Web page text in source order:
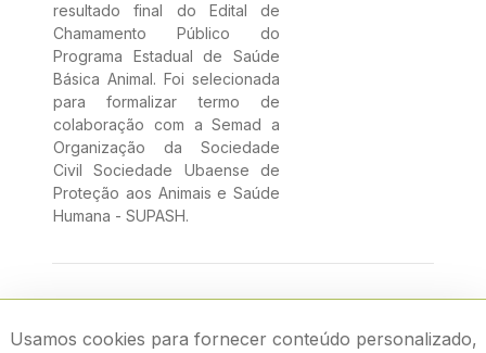
resultado final do Edital de
Chamamento Público do
Programa Estadual de Saúde
Básica Animal. Foi selecionada
para formalizar termo de
colaboração com a Semad a
Organização da Sociedade
Civil Sociedade Ubaense de
Proteção aos Animais e Saúde
Humana - SUPASH.
Usamos cookies para fornecer conteúdo personalizado,